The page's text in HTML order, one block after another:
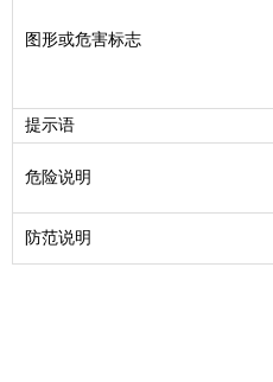
图形或危害标志
提示语
危险说明
防范说明